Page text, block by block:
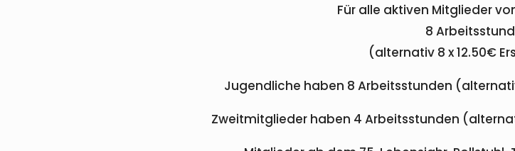
Für alle aktiven Mitglieder
8
(alternativ 8 x 12.50€
Jugendliche haben 8 Arbeitsstunden
Zweitmitglieder haben 4 Arbeitsstunden